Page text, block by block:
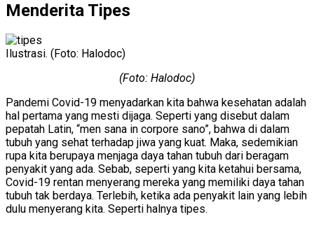
Menderita Tipes
Ilustrasi. (Foto: Halodoc)
(Foto: Halodoc)
Pandemi Covid-19 menyadarkan kita bahwa kesehatan adalah
hal pertama yang mesti dijaga. Seperti yang disebut dalam
pepatah Latin, “men sana in corpore sano”, bahwa di dalam
tubuh yang sehat terhadap jiwa yang kuat. Maka, sedemikian
rupa kita berupaya menjaga daya tahan tubuh dari beragam
penyakit yang ada. Sebab, seperti yang kita ketahui bersama,
Covid-19 rentan menyerang mereka yang memiliki daya tahan
tubuh tak berdaya. Terlebih, ketika ada penyakit lain yang lebih
dulu menyerang kita. Seperti halnya tipes.